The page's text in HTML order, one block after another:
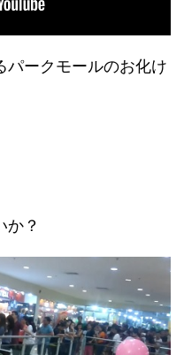
パークモールのお化け
か？